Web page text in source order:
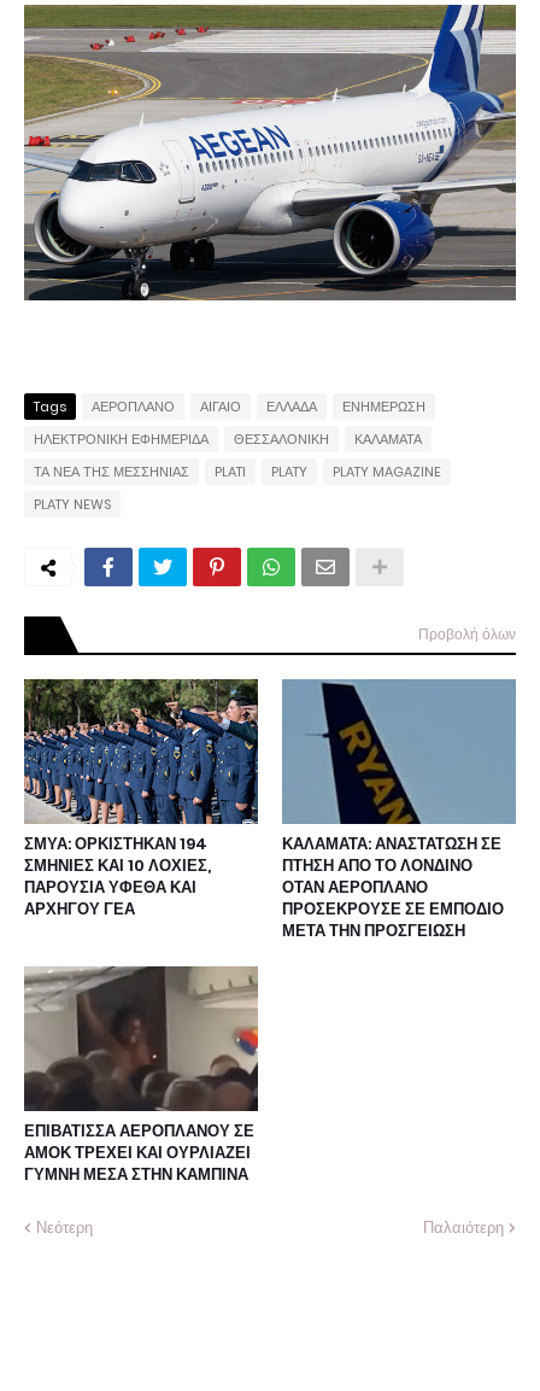
Tags ΑΕΡΟΠΛΑΝΟ ΑΙΓΑΙΟ ΕΛΛΑΔΑ
ΕΝΗΜΕΡΩΣΗ
ΗΛΕΚΤΡΟΝΙΚΗ ΕΦΗΜΕΡΙΔΑ
ΘΕΣΣΑΛΟΝΙΚΗ
ΚΑΛΑΜΑΤΑ
ΤΑ ΝΕΑ ΤΗΣ ΜΕΣΣΗΝΙΑΣ
PLATI PLATY
PLATY MAGAZINE
PLATY NEWS
Προβολή όλων
ΣΜΥΑ: ΟΡΚΙΣΤΗΚΑΝ 194
ΣΜΗΝΙΕΣ ΚΑΙ 10 ΛΟΧΙΕΣ,
ΠΑΡΟΥΣΙΑ ΥΦΕΘΑ ΚΑΙ
ΑΡΧΗΓΟΥ ΓΕΑ
ΚΑΛΑΜΑΤΑ: ΑΝΑΣΤΑΤΩΣΗ ΣΕ
ΠΤΗΣΗ ΑΠΟ ΤΟ ΛΟΝΔΙΝΟ
ΟΤΑΝ ΑΕΡΟΠΛΑΝΟ
ΠΡΟΣΕΚΡΟΥΣΕ ΣΕ ΕΜΠΟΔΙΟ
ΜΕΤΑ ΤΗΝ ΠΡΟΣΓΕΙΩΣΗ
ΕΠΙΒΑΤΙΣΣΑ ΑΕΡΟΠΛΑΝΟΥ ΣΕ
ΑΜΟΚ ΤΡΕΧΕΙ ΚΑΙ ΟΥΡΛΙΑΖΕΙ
ΓΥΜΝΗ ΜΕΣΑ ΣΤΗΝ ΚΑΜΠΙΝΑ
Νεότερη Παλαιότερη